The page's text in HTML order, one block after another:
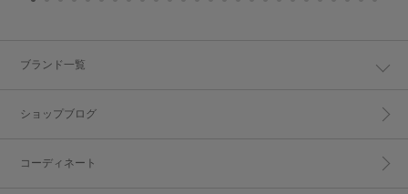
ブランド一覧
ショップブログ
コーディネート